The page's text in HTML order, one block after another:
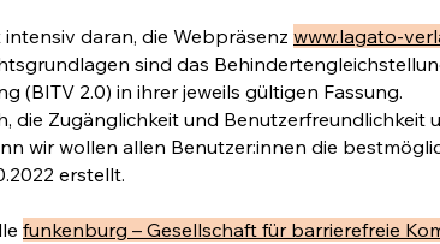
daran, die Webpräsenz www.lagato-
sind das
(BITV 2.0) in ihrer jeweils gültigen Fassung.
die Zugänglichkeit und Benutzerfreundlichkeit
wir wollen allen Benutzer:innen die
erstellt.
funkenburg – Gesellschaft für barrierefreie